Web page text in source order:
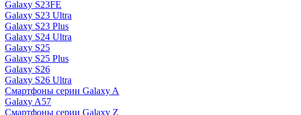
Galaxy S23FE
Galaxy S23 Ultra
Galaxy S23 Plus
Galaxy S24 Ultra
Galaxy S25
Galaxy S25 Plus
Galaxy S26
Galaxy S26 Ultra
Смартфоны серии Galaxy A
Galaxy A57
Смартфоны серии Galaxy Z